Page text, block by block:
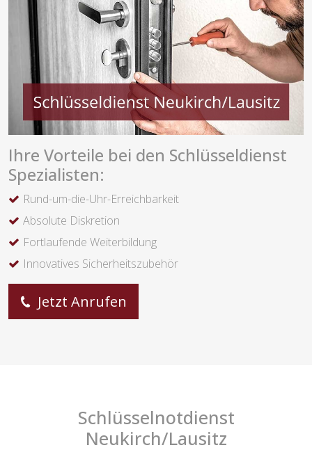
Ihre Vorteile bei den Schlüsseldienst
Spezialisten:
Rund-um-die-Uhr-Erreichbarkeit
Absolute Diskretion
Fortlaufende Weiterbildung
Innovatives Sicherheitszubehör
Jetzt Anrufen
Schlüsselnotdienst
Neukirch/Lausitz